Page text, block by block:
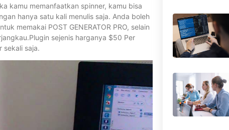
kamu memanfaatkan spinner, kamu bisa
hanya satu kali menulis saja. Anda boleh
memakai POST GENERATOR PRO, selain
sejenis harganya $50 Per
sekali saja.